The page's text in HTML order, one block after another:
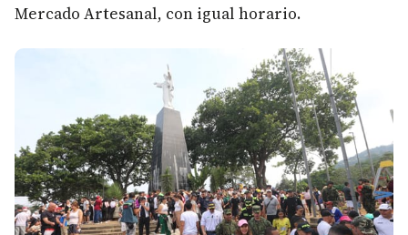
Mercado Artesanal, con igual horario.